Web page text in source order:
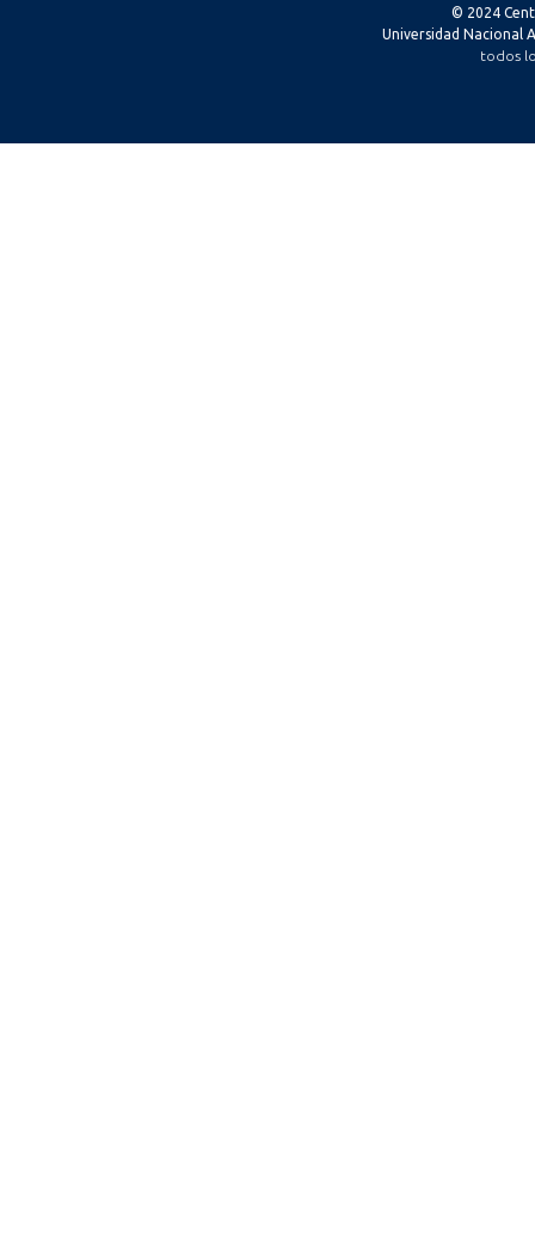
© 2024
Universidad Nacional
todos